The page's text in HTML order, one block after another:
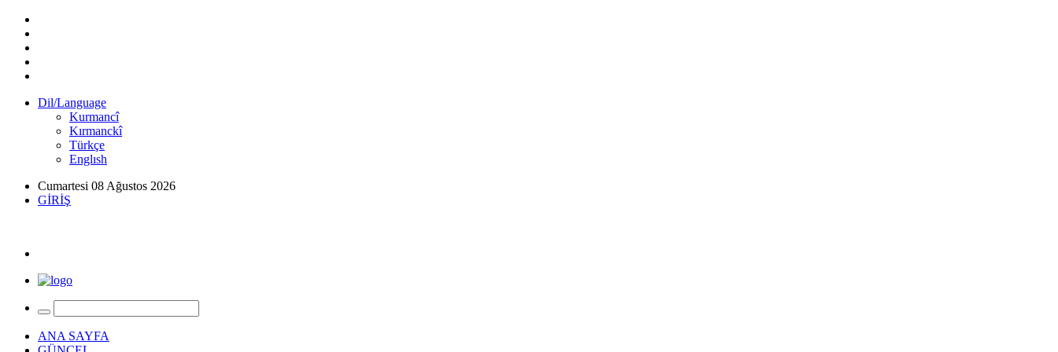
Dil/Language
Kurmancî
Kırmanckî
Türkçe
Englısh
Cumartesi 08 Ağustos 2026
GİRİŞ
ANA SAYFA